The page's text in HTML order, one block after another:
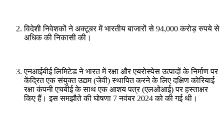
विदेशी निवेशकों ने अक्टूबर में भारतीय बाजारों से 94,000 करोड़ रुपये से
अधिक की निकासी की।
एनआईबीई लिमिटेड ने भारत में रक्षा और एयरोस्पेस उत्पादों के निर्माण पर
केंद्रित एक संयुक्त उद्यम (जेवी) स्थापित करने के लिए दक्षिण कोरियाई
रक्षा कंपनी एचबीई के साथ एक आशय पत्र (एलओआई) पर हस्ताक्षर
किए हैं। इस समझौते की घोषणा 7 नवंबर 2024 को की गई थी।